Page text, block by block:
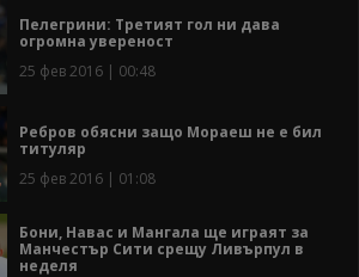
Пелегрини: Третият гол ни дава
огромна увереност
25 фев 2016 | 00:48
Ребров обясни защо Мораеш не е бил
титуляр
25 фев 2016 | 01:08
Бони, Навас и Мангала ще играят за
Манчестър Сити срещу Ливърпул в
неделя